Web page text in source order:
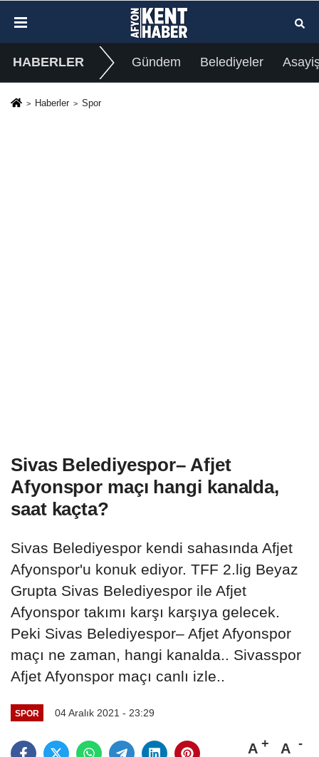
HABERLER Gündem Belediyeler
Haberler Spor
Sivas Belediyespor– Afjet
Afyonspor maçı hangi kanalda,
saat kaçta?
Sivas Belediyespor kendi sahasında Afjet
Afyonspor'u konuk ediyor. TFF 2.lig Beyaz
Grupta Sivas Belediyespor ile Afjet
Afyonspor takımı karşı karşıya gelecek.
Peki Sivas Belediyespor– Afjet Afyonspor
maçı ne zaman, hangi kanalda.. Sivasspor
Afjet Afyonspor maçı canlı izle..
SPOR 04 Aralık 2021 - 23:29
A A